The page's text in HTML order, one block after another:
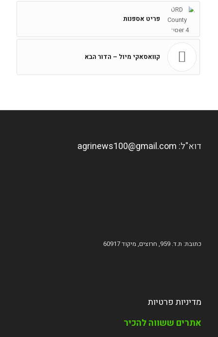
פריט אספנות
קוואסאקי מיול – הדור הבא
דוא"ל: agrinews100@gmail.com
כתובת: ת.ד. 959, חרוצים, מיקוד 60917
מדיניות פרטיות
אתרים ששווה להכיר